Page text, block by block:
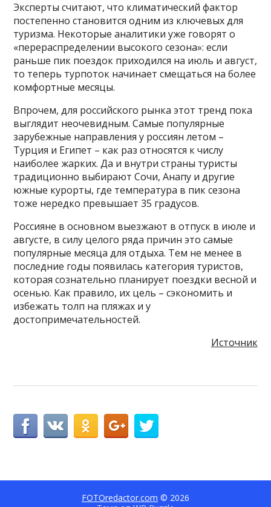
Эксперты считают, что климатический фактор
постепенно становится одним из ключевых для
туризма. Некоторые аналитики уже говорят о
«перераспределении высокого сезона»: если
раньше пик поездок приходился на июль и август,
то теперь турпоток начинает смещаться на более
комфортные месяцы.
Впрочем, для российского рынка этот тренд пока
выглядит неочевидным. Самые популярные
зарубежные направления у россиян летом –
Турция и Египет – как раз относятся к числу
наиболее жарких. Да и внутри страны туристы
традиционно выбирают Сочи, Анапу и другие
южные курорты, где температура в пик сезона
тоже нередко превышает 35 градусов.
Россияне в основном выезжают в отпуск в июле и
августе, в силу целого ряда причин это самые
популярные месяца для отдыха. Тем не менее в
последние годы появилась категория туристов,
которая сознательно планирует поездки весной и
осенью. Как правило, их цель – сэкономить и
избежать толп на пляжах и у
достопримечательностей.
Источник
FOTOredactor.com © 2026